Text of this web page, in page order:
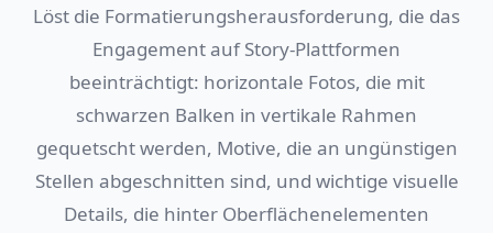
Löst die Formatierungsherausforderung, die das
Engagement auf Story-Plattformen
beeinträchtigt: horizontale Fotos, die mit
schwarzen Balken in vertikale Rahmen
gequetscht werden, Motive, die an ungünstigen
Stellen abgeschnitten sind, und wichtige visuelle
Details, die hinter Oberflächenelementen